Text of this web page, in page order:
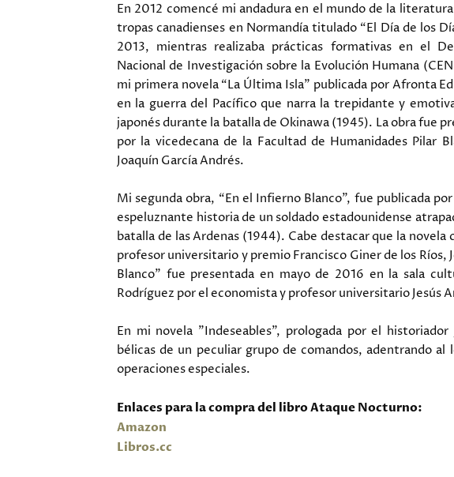
En 2012 comencé mi andadura en el mundo de la
tropas canadienses en Normandía titulado “El Día de los
2013, mientras realizaba prácticas formativas en el
Nacional de Investigación sobre la Evolución Humana
mi primera novela “La Última Isla” publicada por Afronta
en la guerra del Pacífico que narra la trepidante y
japonés durante la batalla de Okinawa (1945). La obra fue
por la vicedecana de la Facultad de Humanidades Pilar
Joaquín García Andrés.
Mi segunda obra, “En el Infierno Blanco”, fue publicada
espeluznante historia de un soldado estadounidense
batalla de las Ardenas (1944). Cabe destacar que la
profesor universitario y premio Francisco Giner de los Ríos,
Blanco” fue presentada en mayo de 2016 en la sala
Rodríguez por el economista y profesor universitario Jesús
En mi novela "Indeseables", prologada por el historiador
bélicas de un peculiar grupo de comandos, adentrando
operaciones especiales.
Enlaces para la compra del libro Ataque Nocturno:
Amazon
Libros.cc